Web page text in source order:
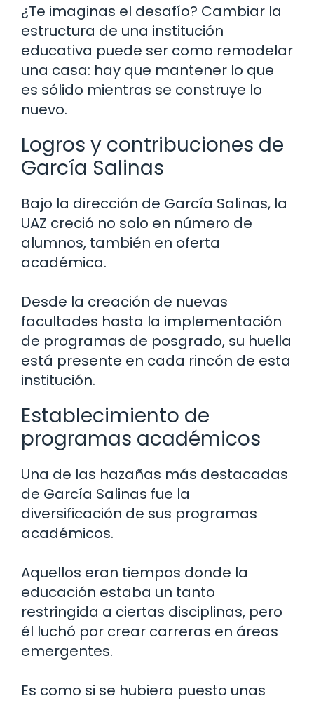
¿Te imaginas el desafío? Cambiar la
estructura de una institución
educativa puede ser como remodelar
una casa: hay que mantener lo que
es sólido mientras se construye lo
nuevo.
Logros y contribuciones de
García Salinas
Bajo la dirección de García Salinas, la
UAZ creció no solo en número de
alumnos, también en oferta
académica.
Desde la creación de nuevas
facultades hasta la implementación
de programas de posgrado, su huella
está presente en cada rincón de esta
institución.
Establecimiento de
programas académicos
Una de las hazañas más destacadas
de García Salinas fue la
diversificación de sus programas
académicos.
Aquellos eran tiempos donde la
educación estaba un tanto
restringida a ciertas disciplinas, pero
él luchó por crear carreras en áreas
emergentes.
Es como si se hubiera puesto unas